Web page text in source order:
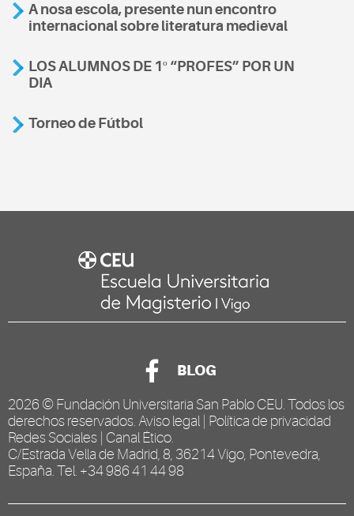
A nosa escola, presente nun encontro
internacional sobre literatura medieval
LOS ALUMNOS DE 1º “PROFES” POR UN
DIA
Torneo de Fútbol
BLOG
2026 © Fundación Universitaria San Pablo CEU . Todos los
derechos reservados. Aviso legal
Política de privacidad
Redes Sociales Canal Ético
C/Estrada Vella de Madrid, 8, 36214 Vigo, Pontevedra,
España. Tel. +34 986 41 44 98